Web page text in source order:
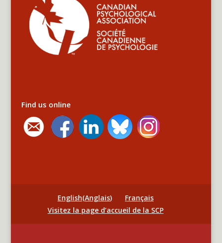
Find us online
English(Anglais)
Français
Visitez la page d’accueil de la SCP